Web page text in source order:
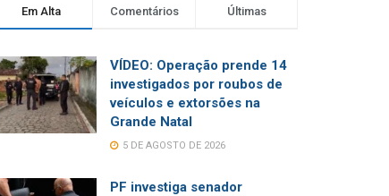
Em Alta Comentários Últimas
VÍDEO: Operação prende 14
investigados por roubos de
veículos e extorsões na
Grande Natal
5 DE AGOSTO DE 2026
PF investiga senador